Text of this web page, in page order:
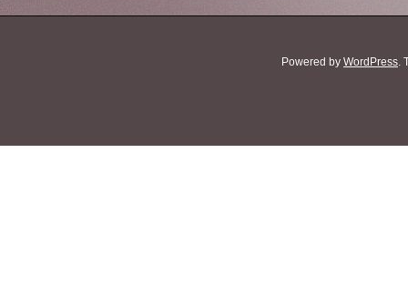
Powered by WordPress.